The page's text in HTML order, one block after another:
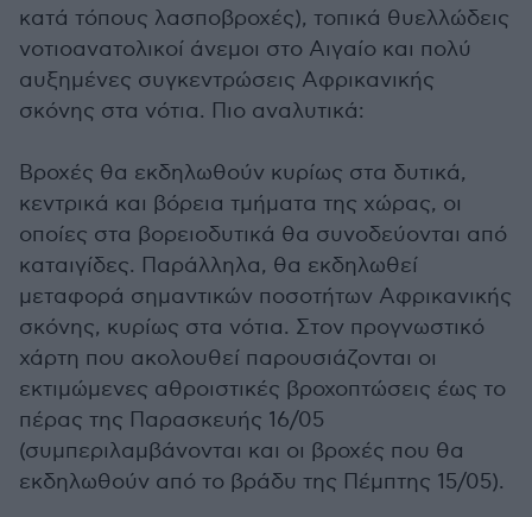
κατά τόπους λασποβροχές), τοπικά θυελλώδεις
νοτιοανατολικοί άνεμοι στο Αιγαίο και πολύ
αυξημένες συγκεντρώσεις Αφρικανικής
σκόνης στα νότια. Πιο αναλυτικά:
Βροχές θα εκδηλωθούν κυρίως στα δυτικά,
κεντρικά και βόρεια τμήματα της χώρας, οι
οποίες στα βορειοδυτικά θα συνοδεύονται από
καταιγίδες. Παράλληλα, θα εκδηλωθεί
μεταφορά σημαντικών ποσοτήτων Αφρικανικής
σκόνης, κυρίως στα νότια. Στον προγνωστικό
χάρτη που ακολουθεί παρουσιάζονται οι
εκτιμώμενες αθροιστικές βροχοπτώσεις έως το
πέρας της Παρασκευής 16/05
(συμπεριλαμβάνονται και οι βροχές που θα
εκδηλωθούν από το βράδυ της Πέμπτης 15/05).